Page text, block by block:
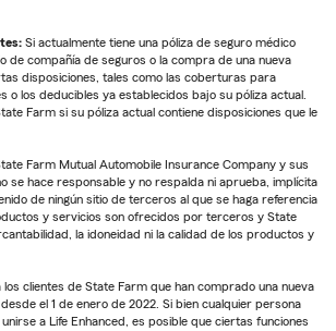
Si actualmente tiene una póliza de seguro médico
de compañía de seguros o la compra de una nueva
disposiciones, tales como las coberturas para
o los deducibles ya establecidos bajo su póliza actual.
Farm si su póliza actual contiene disposiciones que le
Farm Mutual Automobile Insurance Company y sus
se hace responsable y no respalda ni aprueba, implícita
de ningún sitio de terceros al que se haga referencia
y servicios son ofrecidos por terceros y State
la idoneidad ni la calidad de los productos y
los clientes de State Farm que han comprado una nueva
el 1 de enero de 2022. Si bien cualquier persona
a Life Enhanced, es posible que ciertas funciones